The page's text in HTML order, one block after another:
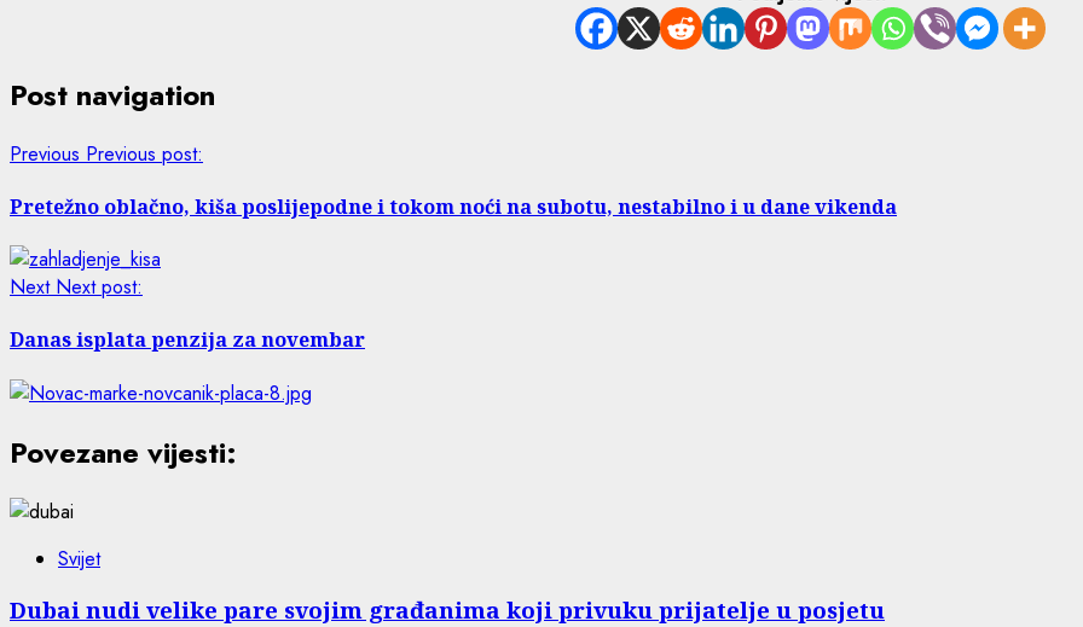
Post navigation
Previous Previous post:
Pretežno oblačno, kiša poslijepodne i tokom noći na subotu, nestabilno i u dane vikenda
Next Next post:
Danas isplata penzija za novembar
Povezane vijesti:
Svijet
Dubai nudi velike pare svojim građanima koji privuku prijatelje u posjetu